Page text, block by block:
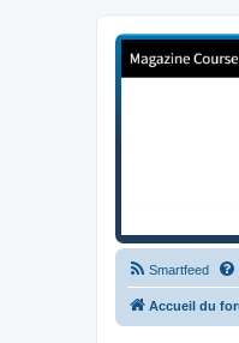
Forum de
Smartfeed
Accueil du